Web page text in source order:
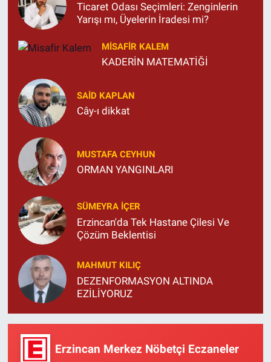
Ticaret Odası Seçimleri: Zenginlerin
Yarışı mı, Üyelerin İradesi mi?
MISAFIR KALEM
KADERİN MATEMATİĞİ
SAID KAPLAN
Cây-ı dikkat
MUSTAFA CEYHUN
ORMAN YANGINLARI
SÜMEYRA İÇER
Erzincan'da Tek Hastane Çilesi Ve
Çözüm Beklentisi
MAHMUT KILIÇ
DEZENFORMASYON ALTINDA
EZİLİYORUZ
Erzincan Merkez Nöbetçi Eczaneler